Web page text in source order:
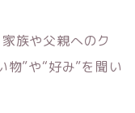
族や父親へのク
物”や“好み”を聞い